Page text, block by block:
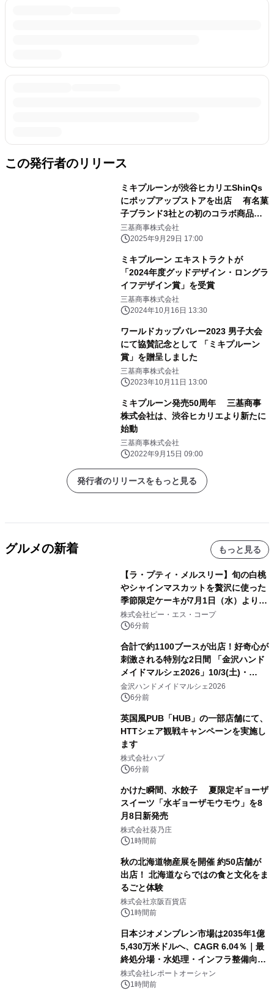
この発行者のリリース
ミキプルーンが渋谷ヒカリエShinQs
にポップアップストアを出店 有名菓
子ブランド3社との初のコラボ商品も
販売 2025年10月2日(木)から10月8
日(水)期間限定
三基商事株式会社
2025年9月29日 17:00
ミキプルーン エキストラクトが
「2024年度グッドデザイン・ロングラ
イフデザイン賞」を受賞
三基商事株式会社
2024年10月16日 13:30
ワールドカップバレー2023 男子大会
にて協賛記念として 「ミキプルーン
賞」を贈呈しました
三基商事株式会社
2023年10月11日 13:00
ミキプルーン発売50周年 三基商事
株式会社は、渋谷ヒカリエより新たに
始動
三基商事株式会社
2022年9月15日 09:00
発行者のリリースをもっと見る
グルメの新着 もっと見る
【ラ・プティ・メルスリー】旬の白桃
やシャインマスカットを贅沢に使った
季節限定ケーキが7月1日（水）より順
次登場！
株式会社ピー・エス・コープ
6分前
合計で約1100ブースが出店！好奇心が
刺激される特別な2日間 「金沢ハンド
メイドマルシェ2026」10/3(土)・
10/4(日)開催
金沢ハンドメイドマルシェ2026
6分前
英国風PUB「HUB」の一部店舗にて、
HTTシェア観戦キャンペーンを実施し
ます
株式会社ハブ
6分前
かけた瞬間、水餃子 夏限定ギョーザ
スイーツ「水ギョーザモウモウ」を8
月8日新発売
株式会社葵乃庄
1時間前
秋の北海道物産展を開催 約50店舗が
出店！ 北海道ならではの食と文化をま
るごと体験
株式会社京阪百貨店
1時間前
日本ジオメンブレン市場は2035年1億
5,430万米ドルへ、CAGR 6.04％｜最
終処分場・水処理・インフラ整備向け
需要拡大
株式会社レポートオーシャン
1時間前